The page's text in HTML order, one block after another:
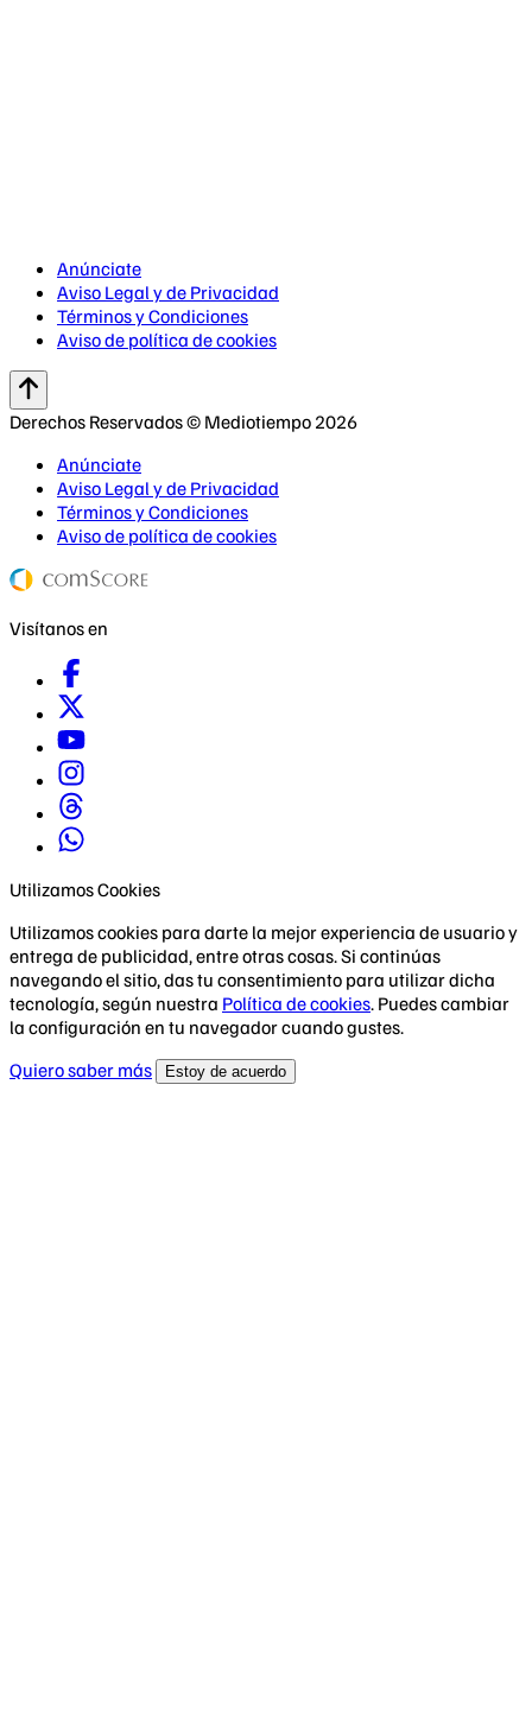
Anúnciate
Aviso Legal y de Privacidad
Términos y Condiciones
Aviso de política de cookies
Derechos Reservados © Mediotiempo 2026
Anúnciate
Aviso Legal y de Privacidad
Términos y Condiciones
Aviso de política de cookies
Visítanos en
Utilizamos Cookies
Utilizamos cookies para darte la mejor experiencia de usuario y
entrega de publicidad, entre otras cosas. Si continúas
navegando el sitio, das tu consentimiento para utilizar dicha
tecnología, según nuestra Política de cookies. Puedes cambiar
la configuración en tu navegador cuando gustes.
Quiero saber más
Estoy de acuerdo